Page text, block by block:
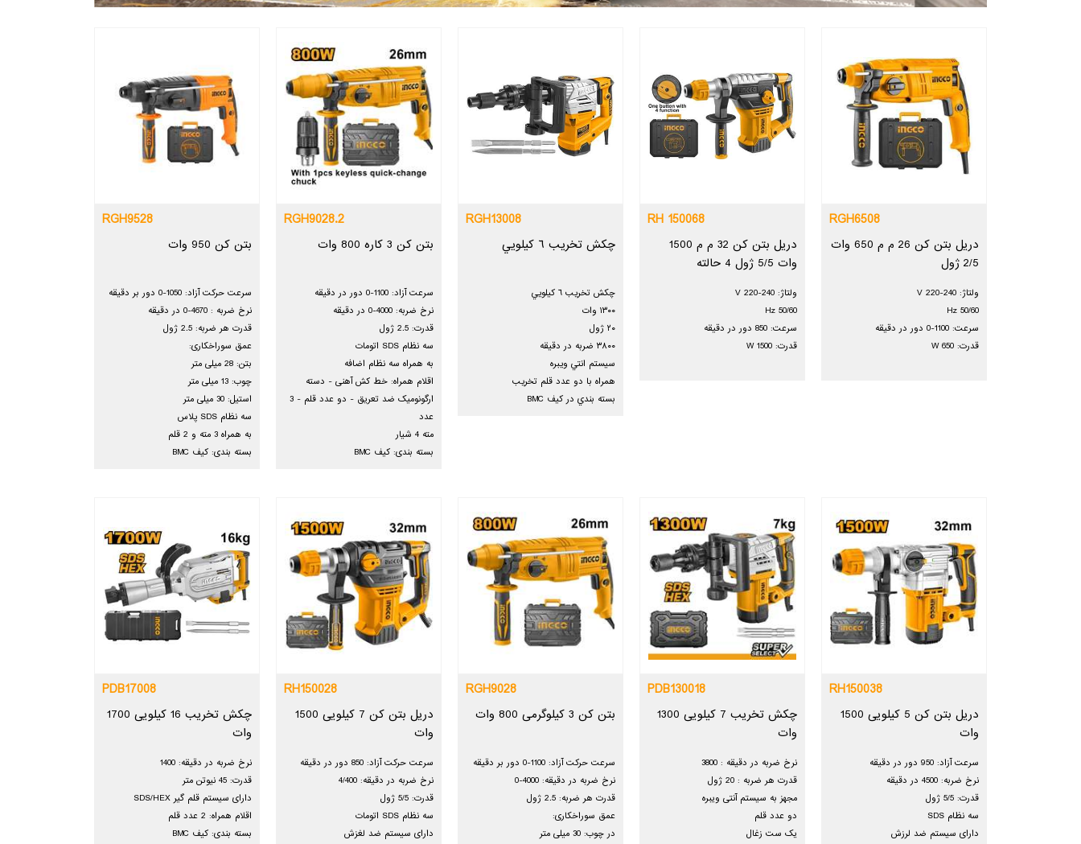
RGH6508
دریل بتن کن 26 م م 650 وات
2/5 ژول
ولتاژ: 240-220 V
50/60 Hz
سرعت: 1100-0 دور در دقیقه
قدرت: 650 W
RH 150068
دریل بتن کن 32 م م 1500
وات 5/5 ژول 4 حالته
ولتاژ: 240-220 V
50/60 Hz
سرعت: 850 دور در دقیقه
قدرت: 1500 W
RGH13008
چكش تخريب ٦ كيلويي
چكش تخريب ٦ كيلويي
١٣٠٠ وات
٢٠ ژول
٣٨٠٠ ضربه در دقيقه
سيستم انتي ويبره
همراه با دو عدد قلم تخريب
بسته بندي در كيف BMC
RGH9028.2
بتن کن 3 کاره 800 وات
سرعت آزاد: 1100-0 دور در دقیقه
نرخ ضربه: 4000-0 در دقیقه
قدرت: 2.5 ژول
سه نظام SDS اتومات
به همراه سه نظام اضافه
اقلام همراه: خط کش آهنی - دسته
ارگونومیک ضد تعریق - دو عدد قلم - 3
عدد
مته 4 شیار
بسته بندی: کیف BMC
RGH9528
بتن کن 950 وات
سرعت حرکت آزاد: 1050-0 دور بر دقیقه
نرخ ضربه : 4670-0 در دقیقه
قدرت هر ضربه: 2.5 ژول
عمق سوراخکاری:
بتن: 28 میلی متر
چوب: 13 میلی متر
استیل: 30 میلی متر
سه نظام SDS پلاس
به همراه 3 مته و 2 قلم
بسته بندی: کیف BMC
RH150038
دریل بتن کن 5 کیلویی 1500
وات
سرعت آزاد: 950 دور در دقیقه
نرخ ضربه: 4500 در دقیقه
قدرت: 5/5 ژول
سه نظام SDS
دارای سیستم ضد لرزش
PDB130018
چکش تخریب 7 کیلویی 1300
وات
نرخ ضربه در دقیقه : 3800
قدرت هر ضربه : 20 ژول
مجهز به سیستم آنتی ویبره
دو عدد قلم
یک ست زغال
RGH9028
بتن کن 3 کیلوگرمی 800 وات
سرعت حرکت آزاد: 1100-0 دور بر دقیقه
نرخ ضربه در دقیقه: 4000-0
قدرت هر ضربه: 2.5 ژول
عمق سوراخکاری:
در چوب: 30 میلی متر
RH150028
دریل بتن کن 7 کیلویی 1500
وات
سرعت حرکت آزاد: 850 دور در دقیقه
نرخ ضربه در دقیقه: 4/400
قدرت: 5/5 ژول
سه نظام SDS اتومات
دارای سیستم ضد لغزش
PDB17008
چکش تخریب 16 کیلویی 1700
وات
نرخ ضربه در دقیقه: 1400
قدرت: 45 نیوتن متر
دارای سیستم قلم گیر SDS/HEX
اقلام همراه: 2 عدد قلم
بسته بندی: کیف BMC